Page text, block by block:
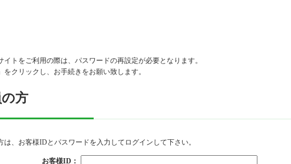
トをご利用の際は、パスワードの再設定が必要となります。
クリックし、お手続きをお願い致します。
方
は、お客様IDとパスワードを入力してログインして下さい。
お客様ID：